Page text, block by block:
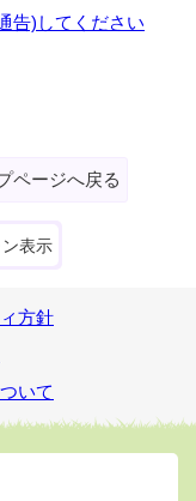
告)してください
ページへ戻る
表示
方針
いて